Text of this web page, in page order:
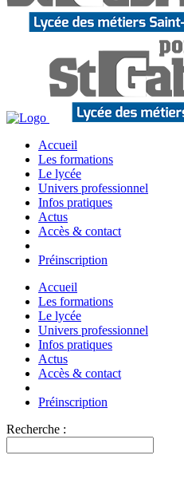
Accueil
Les formations
Le lycée
Univers professionnel
Infos pratiques
Actus
Accès & contact
Préinscription
Accueil
Les formations
Le lycée
Univers professionnel
Infos pratiques
Actus
Accès & contact
Préinscription
Recherche :